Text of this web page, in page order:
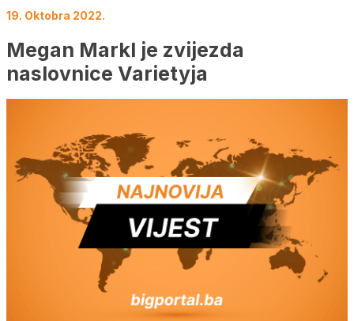
19. Oktobra 2022.
Megan Markl je zvijezda
naslovnice Varietyja